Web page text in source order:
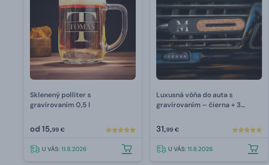
Sklenený polliter s
gravírovaním 0,5 l
od15,99 €
U VÁS: 11.8.2026
Luxusná vôňa do auta s
gravírovaním –⁠ čierna + 3
31,99 €
U VÁS: 11.8.2026